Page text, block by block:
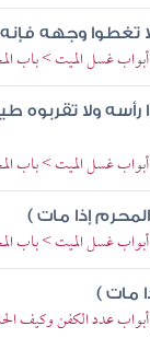
تغطوا وجهه
أبواب غسل الميت > باب
ولا تقربوه
أبواب غسل الميت > باب
إذا مات )
أبواب غسل الميت > باب
مات )
أبواب عدد الكفن وكيف